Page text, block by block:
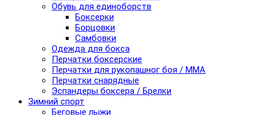
Обувь для единоборств
Боксерки
Борцовки
Самбовки
Одежда для бокса
Перчатки боксерские
Перчатки для рукопашног боя / ММА
Перчатки снарядные
Эспандеры боксера / Брелки
Зимний спорт
Беговые лыжи